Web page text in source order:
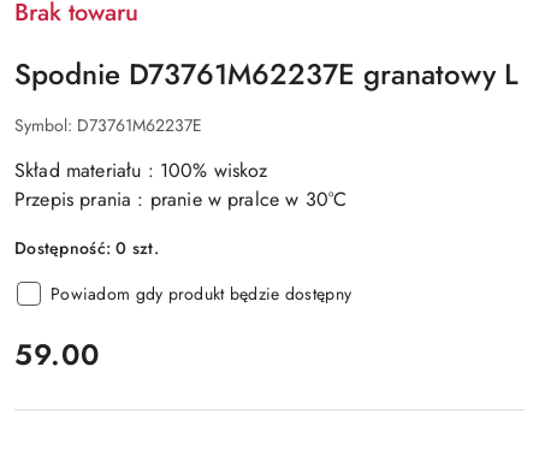
Brak towaru
Spodnie D73761M62237E granatowy L
Symbol: D73761M62237E
Skład materiału : 100% wiskoz
Przepis prania : pranie w pralce w 30°C
Dostępność:0 szt.
Powiadom gdy produkt będzie dostępny
cena:
59.00